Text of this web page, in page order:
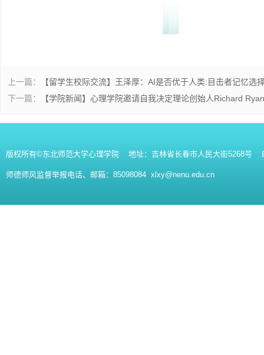
上一篇：
【留学生校际交流】王泽厚：AI是否优于人类:目击者记忆选
下一篇：
【学院新闻】心理学院邀请自我决定理论创始人Richard
版权所有©东北师范大学心理学院 地址：吉林省长春市人民大街5268号
师德师风监督举报电话、邮箱：85098084 xlxy@nenu.edu.cn